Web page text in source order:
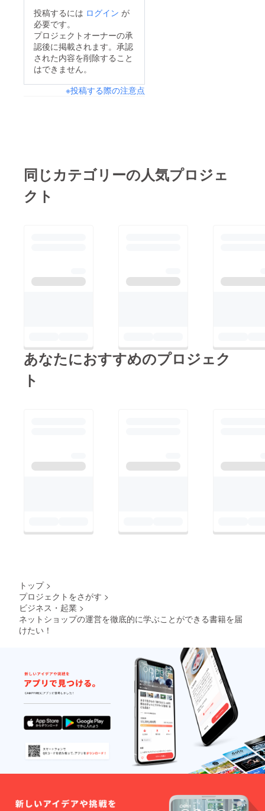
活用法を共有させて頂
きます！プロジェクト
の支援者様が10人を超
えましたら限定公開の
のでお楽しみに！施策
ストアでお買い物をす
ると7/16(土)～
舗様の商品には倍！
換率の向上が見込めま
す。施策2 アイテム
ることができます。
善も図ることができま
ポンを発行することで
クーポン経由の流入増
加とクーポン利用によ
めます。クーポンの発
行はユーザー視点か
ら、「今買う理由」と
「このショップで買う
理由」をつくることに
繋がっております。施
ポン配布 キャンペー
ン期間中に獲得したお
ンキュークーポンを配
投稿するには ログイン が
必要です。
プロジェクトオーナーの承
認後に掲載されます。承認
された内容を削除すること
はできません。
※投稿する際の注意点
同じカテゴリーの人気プロジェ
クト
あなたにおすすめのプロジェク
ト
トップ >
プロジェクトをさがす >
ビジネス・起業 >
ネットショップの運営を徹底的に学ぶことができる書籍を届
けたい！